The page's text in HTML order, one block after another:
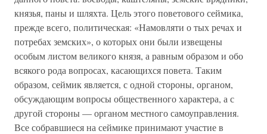
князья, паны и шляхта. Цель этого поветового сеймика,
прежде всего, политическая: «Намовляти о тых речах и
потребах земских», о которых они были извещены
особым листом великого князя, а равным образом и обо
всякого рода вопросах, касающихся повета. Таким
образом, сеймик является, с одной стороны, органом,
обсуждающим вопросы общественного характера, а с
другой стороны — органом местного самоуправления.
Все собравшиеся на сеймике принимают участие в